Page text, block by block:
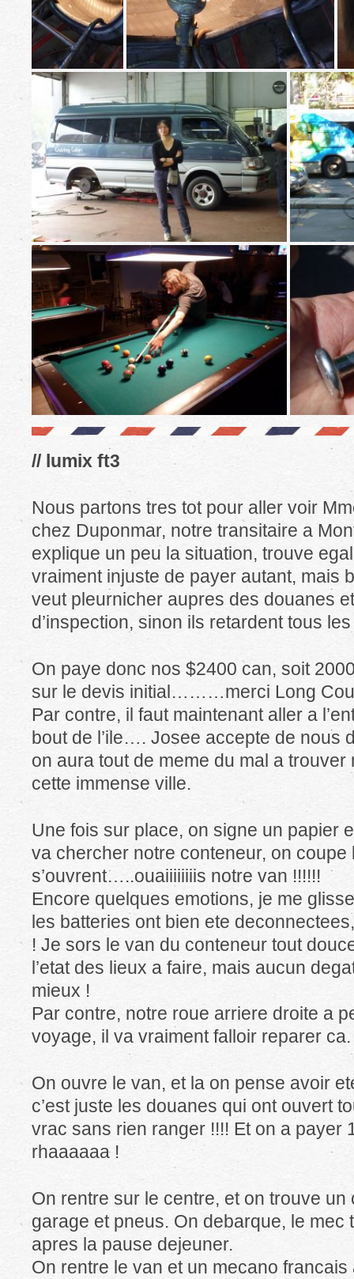
// lumix ft3
Nous partons tres tot pour aller voir
chez Duponmar, notre transitaire a
explique un peu la situation, trouve
vraiment injuste de payer autant, mais
veut pleurnicher aupres des douanes
d’inspection, sinon ils retardent tous
On paye donc nos $2400 can, soit
sur le devis initial………merci Long
Par contre, il faut maintenant aller a
bout de l’ile…. Josee accepte de nous
on aura tout de meme du mal a
cette immense ville.
Une fois sur place, on signe un papier
va chercher notre conteneur, on coupe
s’ouvrent…..ouaiiiiiiiis notre van !!!!!!
Encore quelques emotions, je me
les batteries ont bien ete
! Je sors le van du conteneur tout
l’etat des lieux a faire, mais aucun
mieux !
Par contre, notre roue arriere droite a
voyage, il va vraiment falloir reparer ca.
On ouvre le van, et la on pense avoir
c’est juste les douanes qui ont ouvert
vrac sans rien ranger !!!! Et on a payer
rhaaaaaa !
On rentre sur le centre, et on trouve
garage et pneus. On debarque, le mec
apres la pause dejeuner.
On rentre le van et un mecano